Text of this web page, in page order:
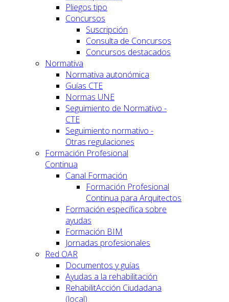
Pliegos tipo
Concursos
Suscripción
Consulta de Concursos
Concursos destacados
Normativa
Normativa autonómica
Guías CTE
Normas UNE
Seguimiento de Normativo -
CTE
Seguimiento normativo -
Otras regulaciones
Formación Profesional
Continua
Canal Formación
Formación Profesional
Continua para Arquitectos
Formación específica sobre
ayudas
Formación BIM
Jornadas profesionales
Red OAR
Documentos y guías
Ayudas a la rehabilitación
RehabilitAcción Ciudadana
(local)